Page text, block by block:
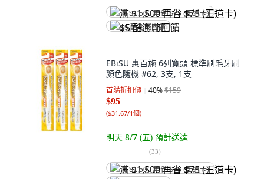
满 $1,500 再省 $75 (王道卡)
$5 酷澎幣回饋
EBiSU 惠百施 6列寬頭 標準刷毛牙刷
顏色隨機 #62, 3支, 1支
首購折扣價 40%$159
$95
($31.67/1個)
明天 8/7 (五) 預計送達
(33)
满 $1,500 再省 $75 (王道卡)